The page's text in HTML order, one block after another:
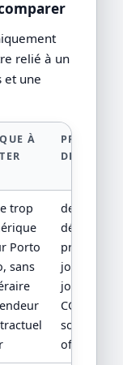
relié à un
et une
À
PREUVE À
trop
Porto
sans
devis
détaillé,
jour par
jour,
CGV/CPV et
sources
officielles